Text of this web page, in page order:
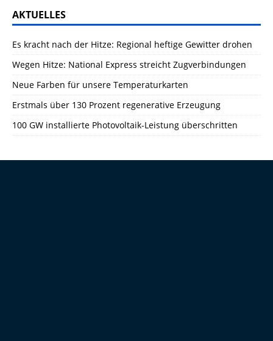
AKTUELLES
Es kracht nach der Hitze: Regional heftige Gewitter drohen
Wegen Hitze: National Express streicht Zugverbindungen
Neue Farben für unsere Temperaturkarten
Erstmals über 130 Prozent regenerative Erzeugung
100 GW installierte Photovoltaik-Leistung überschritten